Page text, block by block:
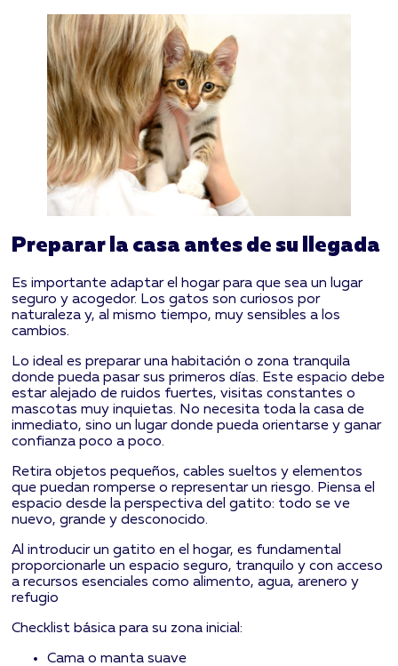
Preparar la casa antes de su llegada
Es importante adaptar el hogar para que sea un lugar
seguro y acogedor. Los gatos son curiosos por
naturaleza y, al mismo tiempo, muy sensibles a los
cambios.
Lo ideal es preparar una habitación o zona tranquila
donde pueda pasar sus primeros días. Este espacio debe
estar alejado de ruidos fuertes, visitas constantes o
mascotas muy inquietas. No necesita toda la casa de
inmediato, sino un lugar donde pueda orientarse y ganar
confianza poco a poco.
Retira objetos pequeños, cables sueltos y elementos
que puedan romperse o representar un riesgo. Piensa el
espacio desde la perspectiva del gatito: todo se ve
nuevo, grande y desconocido.
Al introducir un gatito en el hogar, es fundamental
proporcionarle un espacio seguro, tranquilo y con acceso
a recursos esenciales como alimento, agua, arenero y
refugio
Checklist básica para su zona inicial:
Cama o manta suave